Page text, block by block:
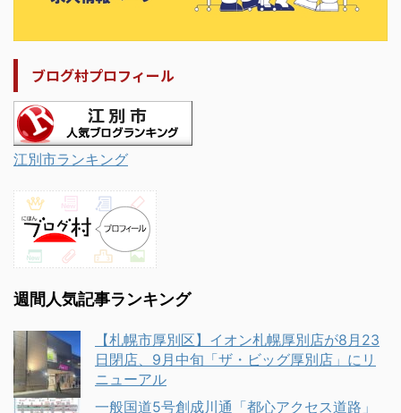
ブログ村プロフィール
江別市ランキング
週間人気記事ランキング
【札幌市厚別区】イオン札幌厚別店が8月23
日閉店、9月中旬「ザ・ビッグ厚別店」にリ
ニューアル
一般国道5号創成川通「都心アクセス道路」